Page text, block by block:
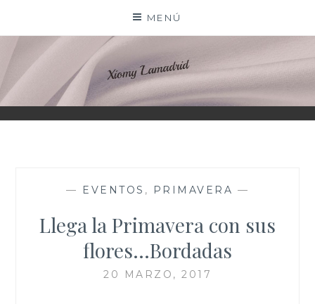
contenido
MENÚ
XIOMY LAMADRID
— EVENTOS , PRIMAVERA —
Llega la Primavera con sus
flores…Bordadas
20 MARZO, 2017